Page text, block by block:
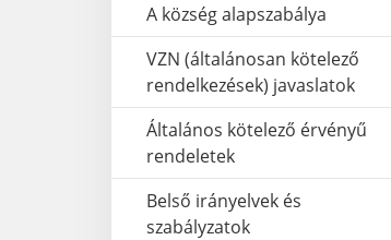
A község alapszabálya
VZN (általánosan kötelező
rendelkezések) javaslatok
Általános kötelező érvényű
rendeletek
Belső irányelvek és
szabályzatok